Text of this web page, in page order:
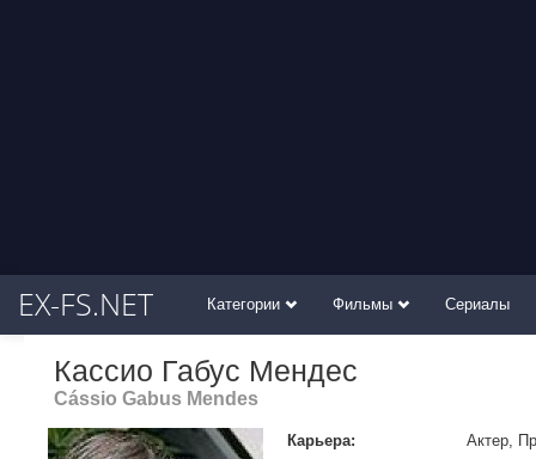
EX-FS.NET Категории Фильмы Сериалы
Кассио Габус Мендес
Cássio Gabus Mendes
Карьера:
Актер,